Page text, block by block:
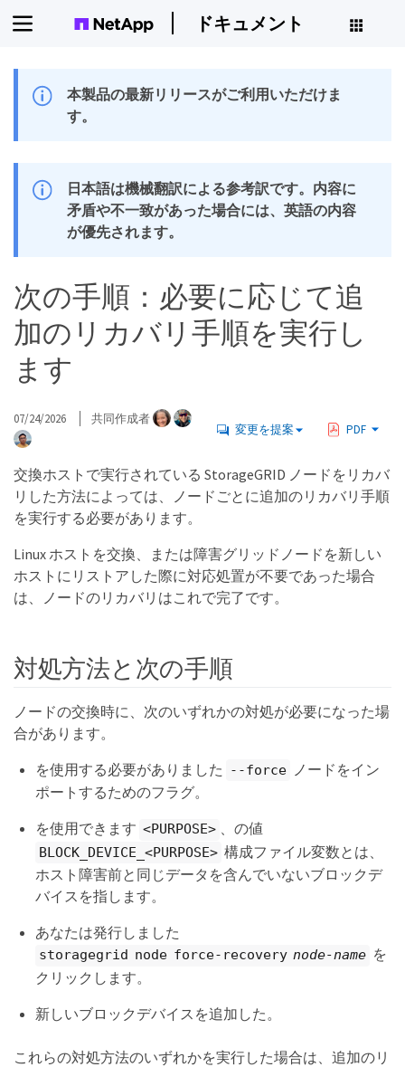
ドキュメント
本製品の最新リリースがご利用いただけま
す。
日本語は機械翻訳による参考訳です。内容に
矛盾や不一致があった場合には、英語の内容
が優先されます。
次の手順：必要に応じて追
加のリカバリ手順を実行し
ます
07/24/2026 共同作成者
変更を提案 PDF
交換ホストで実行されている StorageGRID ノードをリカバ
リした方法によっては、ノードごとに追加のリカバリ手順
を実行する必要があります。
Linux ホストを交換、または障害グリッドノードを新しい
ホストにリストアした際に対応処置が不要であった場合
は、ノードのリカバリはこれで完了です。
対処方法と次の手順
ノードの交換時に、次のいずれかの対処が必要になった場
合があります。
を使用する必要がありました
--force
ノードをイン
ポートするためのフラグ。
を使用できます <PURPOSE> 、の値
BLOCK_DEVICE_<PURPOSE> 構成ファイル変数とは、
ホスト障害前と同じデータを含んでいないブロックデ
バイスを指します。
あなたは発行しました
storagegrid node force-recoverynode-name を
クリックします。
新しいブロックデバイスを追加した。
これらの対処方法のいずれかを実行した場合は、追加のリ